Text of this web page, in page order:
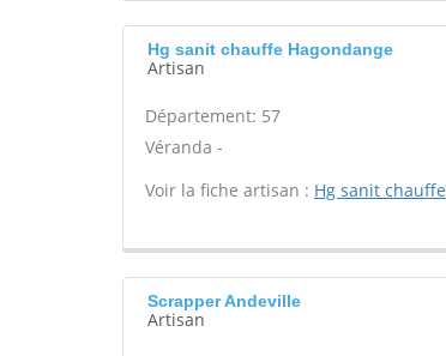
Hg sanit chauffe Hagondange
Artisan
Département: 57
Véranda -
Voir la fiche artisan : Hg sanit chauffe
Scrapper Andeville
Artisan